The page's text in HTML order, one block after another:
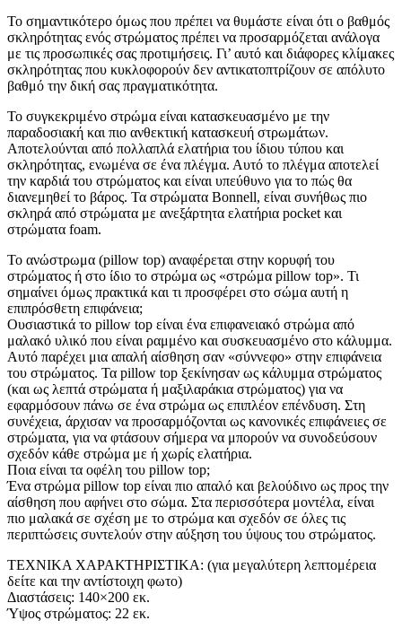
Το σημαντικότερο όμως που πρέπει να θυμάστε είναι ότι ο βαθμός
σκληρότητας ενός στρώματος πρέπει να προσαρμόζεται ανάλογα
με τις προσωπικές σας προτιμήσεις. Γι’ αυτό και διάφορες κλίμακες
σκληρότητας που κυκλοφορούν δεν αντικατοπτρίζουν σε απόλυτο
βαθμό την δική σας πραγματικότητα.
Το συγκεκριμένο στρώμα είναι κατασκευασμένο με την
παραδοσιακή και πιο ανθεκτική κατασκευή στρωμάτων.
Αποτελούνται από πολλαπλά ελατήρια του ίδιου τύπου και
σκληρότητας, ενωμένα σε ένα πλέγμα. Αυτό το πλέγμα αποτελεί
την καρδιά του στρώματος και είναι υπεύθυνο για το πώς θα
διανεμηθεί το βάρος. Τα στρώματα Bonnell, είναι συνήθως πιο
σκληρά από στρώματα με ανεξάρτητα ελατήρια pocket και
στρώματα foam.
Το ανώστρωμα (pillow top) αναφέρεται στην κορυφή του
στρώματος ή στο ίδιο το στρώμα ως «στρώμα pillow top». Τι
σημαίνει όμως πρακτικά και τι προσφέρει στο σώμα αυτή η
επιπρόσθετη επιφάνεια;
Ουσιαστικά το pillow top είναι ένα επιφανειακό στρώμα από
μαλακό υλικό που είναι ραμμένο και συσκευασμένο στο κάλυμμα.
Αυτό παρέχει μια απαλή αίσθηση σαν «σύννεφο» στην επιφάνεια
του στρώματος. Τα pillow top ξεκίνησαν ως κάλυμμα στρώματος
(και ως λεπτά στρώματα ή μαξιλαράκια στρώματος) για να
εφαρμόσουν πάνω σε ένα στρώμα ως επιπλέον επένδυση. Στη
συνέχεια, άρχισαν να προσαρμόζονται ως κανονικές επιφάνειες σε
στρώματα, για να φτάσουν σήμερα να μπορούν να συνοδεύσουν
σχεδόν κάθε στρώμα με ή χωρίς ελατήρια.
Ποια είναι τα οφέλη του pillow top;
Ένα στρώμα pillow top είναι πιο απαλό και βελούδινο ως προς την
αίσθηση που αφήνει στο σώμα. Στα περισσότερα μοντέλα, είναι
πιο μαλακά σε σχέση με το στρώμα και σχεδόν σε όλες τις
περιπτώσεις συντελούν στην αύξηση του ύψους του στρώματος.
ΤΕΧΝΙΚΑ ΧΑΡΑΚΤΗΡΙΣΤΙΚΑ: (για μεγαλύτερη λεπτομέρεια
δείτε και την αντίστοιχη φωτο)
Διαστάσεις: 140×200 εκ.
Ύψος στρώματος: 22 εκ.